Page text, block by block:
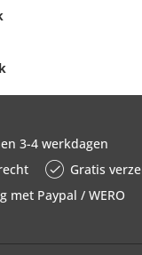
3-4 werkdagen
Gratis
met Paypal / WERO